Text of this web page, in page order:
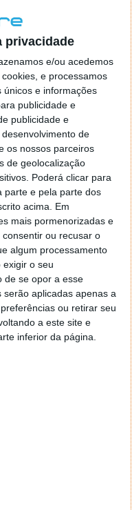
privacidade
e/ou acedemos
e processamos
únicos e informações
publicidade e
publicidade e
de
os nossos parceiros
de geolocalização
Poderá clicar para
parte e pela parte dos
acima. Em
mais pormenorizadas e
ou recusar o
algum processamento
exigir o seu
de se opor a esse
serão aplicadas apenas a
ou retirar seu
a este site e
inferior da página.
os utilizadores do
que estes
externas ao
que estão
mais uma evolução
os seus futuros
novidades no
interface de cópia